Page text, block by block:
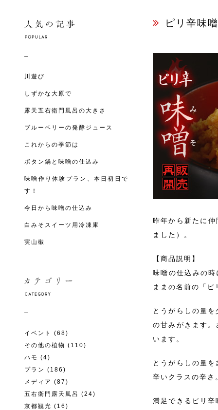
川遊び
しずかな大原で
露天五右衛門風呂の大きさ
ブルーベリーの発酵ジュース
これからの季節は
ボタン鍋と味噌の仕込み
味噌作り体験プラン、本日初日で
す！
今日から味噌の仕込み
白みそスイーツ用冷凍庫
実山椒
イベント
(68)
その他の植物 (110)
ハモ (4)
プラン (186)
メディア (87)
五右衛門露天風呂 (24)
京都観光 (16)
ピリ辛味
昨年から新たに
ました）。
【商品説明】
味噌の仕込みの
ままの名前の「
とうがらしの量
の甘みがきます
います。
とうがらしの量
辛いクラスの辛さ
満足できるピリ